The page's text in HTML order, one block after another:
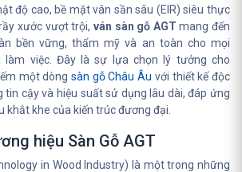
độ cao, bề mặt vân sần sâu (EIR) siêu thực
xước vượt trội, ván sàn gỗ AGT mang đến
bền vững, thẩm mỹ và an toàn cho mọi
làm việc. Đây là sự lựa chọn lý tưởng cho
một dòng sàn gỗ Châu Âu với thiết kế độc
tin cậy và hiệu suất sử dụng lâu dài, đáp ứng
khắt khe của kiến trúc đương đại.
hiệu Sàn Gỗ AGT
in Wood Industry) là một trong những